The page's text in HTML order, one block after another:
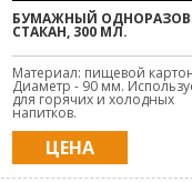
БУМАЖНЫЙ
СТАКАН, 300 МЛ.
Материал: пищевой
Диаметр - 90 мм.
для горячих и холодных
напитков.
ЦЕНА